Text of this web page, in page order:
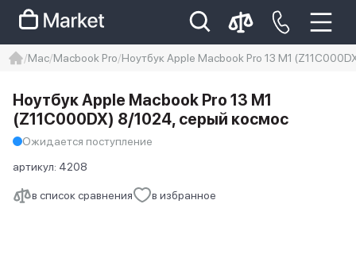
Iphone 14 pro max
айфон 14
Mac Macbook Pro Ноутбук Apple Macbook Pro 13 M1
в список сравнения в избранное
Ноутбук Apple Macbook Pro 13 M1
(Z11C000DX) 8/1024, серый космос
Ожидается поступление
артикул: 4208